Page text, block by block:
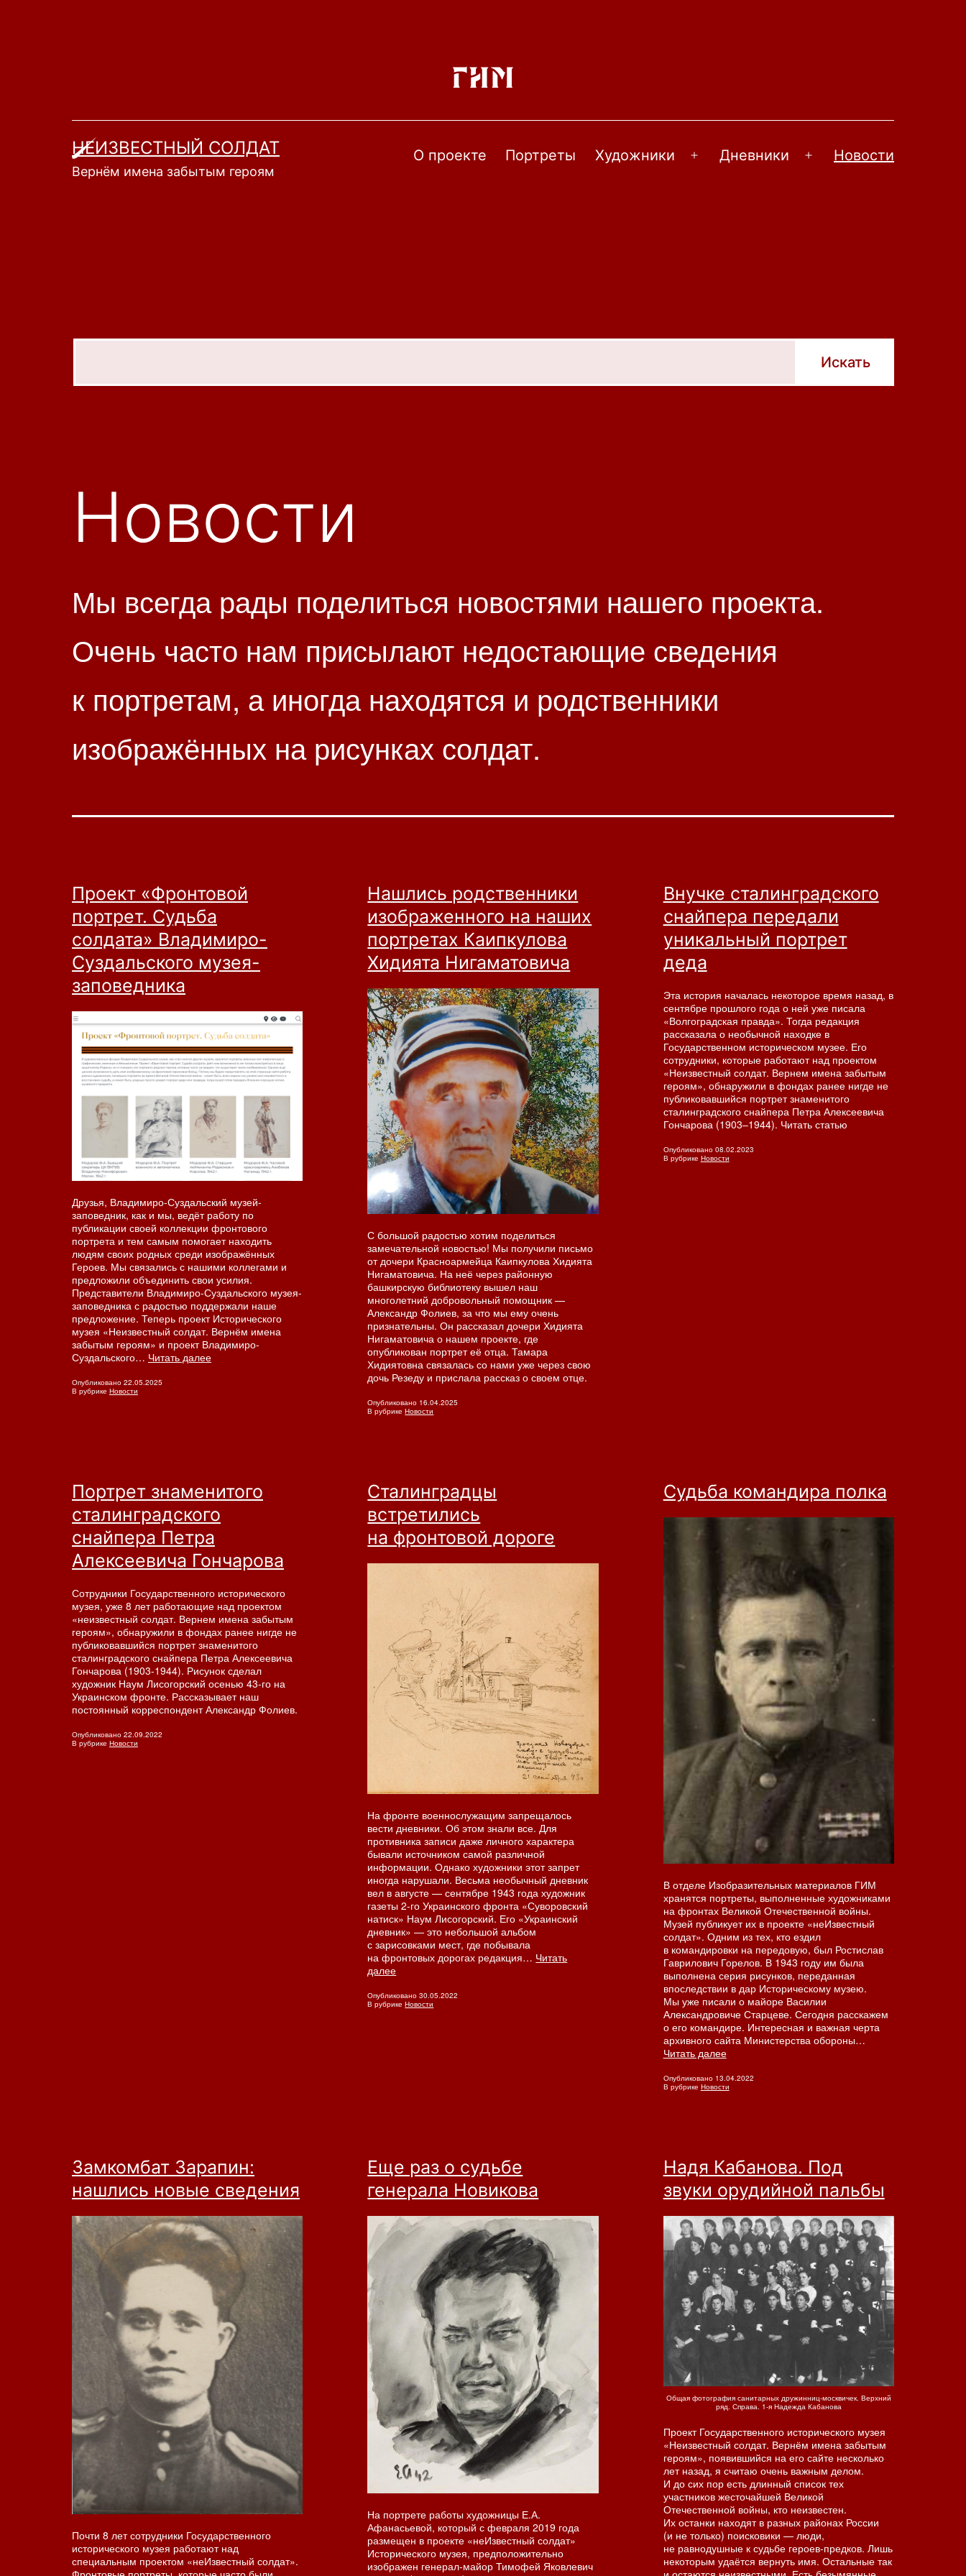
НЕИЗВЕСТНЫЙ СОЛДАТ
Вернём имена забытым героям
О проекте Портреты Художники
Открыть
Дневники
ОткрытьНовости
Новости
Мы всегда рады поделиться новостями нашего проекта.
Очень часто нам присылают недостающие сведения
к портретам, а иногда находятся и родственники
изображённых на рисунках солдат.
Проект «Фронтовой
портрет. Судьба
солдата» Владимиро-
Суздальского музея-
заповедника
Друзья, Владимиро-Суздальский музей-
заповедник, как и мы, ведёт работу по
публикации своей коллекции фронтового
портрета и тем самым помогает находить
людям своих родных среди изображённых
Героев. Мы связались с нашими коллегами и
предложили объединить свои усилия.
Представители Владимиро-Суздальского музея-
заповедника с радостью поддержали наше
предложение. Теперь проект Исторического
музея «Неизвестный солдат. Вернём имена
забытым героям» и проект Владимиро-
Суздальского… Читать далееПроект
Опубликовано 22.05.2025
В рубрике Новости
Нашлись родственники
изображенного на наших
портретах Каипкулова
Хидията Нигаматовича
С большой радостью хотим поделиться
замечательной новостью! Мы получили письмо
от дочери Красноармейца Каипкулова Хидията
Нигаматовича. На неё через районную
башкирскую библиотеку вышел наш
многолетний добровольный помощник —
Александр Фолиев, за что мы ему очень
признательны. Он рассказал дочери Хидията
Нигаматовича о нашем проекте, где
опубликован портрет её отца. Тамара
Хидиятовна связалась со нами уже через свою
дочь Резеду и прислала рассказ о своем отце.
Опубликовано 16.04.2025
В рубрикеНовости
Внучке сталинградского
снайпера передали
уникальный портрет
деда
Эта история началась некоторое время назад, в
сентябре прошлого года о ней уже писала
«Волгоградская правда». Тогда редакция
рассказала о необычной находке в
Государственном историческом музее. Его
сотрудники, которые работают над проектом
«Неизвестный солдат. Вернем имена забытым
героям», обнаружили в фондах ранее нигде не
публиковавшийся портрет знаменитого
сталинградского снайпера Петра Алексеевича
Гончарова (1903–1944). Читать статью
Опубликовано 08.02.2023
В рубрике Новости
Портрет знаменитого
сталинградского
снайпера Петра
Алексеевича Гончарова
Сотрудники Государственного исторического
музея, уже 8 лет работающие над проектом
«неизвестный солдат. Вернем имена забытым
героям», обнаружили в фондах ранее нигде не
публиковавшийся портрет знаменитого
сталинградского снайпера Петра Алексеевича
Гончарова (1903-1944). Рисунок сделал
художник Наум Лисогорский осенью 43-го на
Украинском фронте. Рассказывает наш
постоянный корреспондент Александр Фолиев.
Опубликовано 22.09.2022
В рубрике Новости
Сталинградцы
встретились
на фронтовой дороге
На фронте военнослужащим запрещалось
вести дневники. Об этом знали все. Для
противника записи даже личного характера
бывали источником самой различной
информации. Однако художники этот запрет
иногда нарушали. Весьма необычный дневник
вел в августе — сентябре 1943 года художник
газеты 2-го Украинского фронта «Суворовский
натиск» Наум Лисогорский. Его «Украинский
дневник» — это небольшой альбом
с зарисовками мест, где побывала
на фронтовых дорогах редакция… Читать
далееСталинградцы
на фронтовой
дороге
Опубликовано30.05.2022
В рубрикеНовости
Судьба командира полка
В отделе Изобразительных материалов ГИМ
хранятся портреты, выполненные художниками
на фронтах Великой Отечественной войны.
Музей публикует их в проекте «неИзвестный
солдат». Одним из тех, кто ездил
в командировки на передовую, был Ростислав
Гаврилович Горелов. В 1943 году им была
выполнена серия рисунков, переданная
впоследствии в дар Историческому музею.
Мы уже писали о майоре Василии
Александровиче Старцеве. Сегодня расскажем
о его командире. Интересная и важная черта
архивного сайта Министерства обороны…
Читать далееСудьба
полка
Опубликовано 13.04.2022
В рубрике Новости
Замкомбат Зарапин:
нашлись новые сведения
Почти 8 лет сотрудники Государственного
исторического музея работают над
специальным проектом «неИзвестный солдат».
Еще раз о судьбе
генерала Новикова
На портрете работы художницы Е.А.
Афанасьевой, который с февраля 2019 года
размещен в проекте «неИзвестный солдат»
Исторического музея, предположительно
изображен генерал-майор Тимофей Яковлевич
Надя Кабанова. Под
звуки орудийной пальбы
Общая фотография санитарных дружинниц-москвичек. Верхний
ряд. Справа. 1-я Надежда Кабанова
Проект Государственного исторического музея
«Неизвестный солдат. Вернём имена забытым
героям», появившийся на его сайте несколько
лет назад, я считаю очень важным делом.
И до сих пор есть длинный список тех
участников жесточайшей Великой
Отечественной войны, кто неизвестен.
Их останки находят в разных районах России
(и не только) поисковики — люди,
не равнодушные к судьбе героев-предков. Лишь
некоторым удаётся вернуть имя. Остальные так